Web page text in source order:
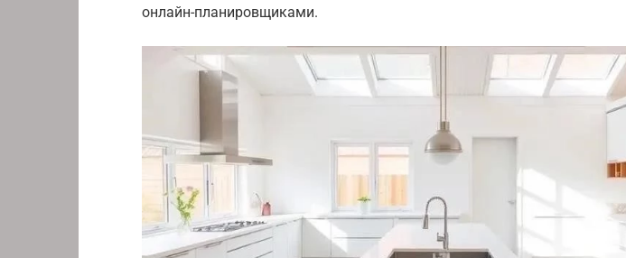
онлайн-планировщиками.